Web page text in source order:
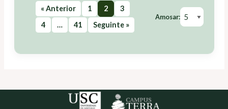
« Anterior 1 2
3
4
… 41 Seguinte »
Amosar: